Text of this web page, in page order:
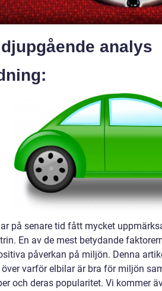
analys
på senare tid fått mycket
En av de mest betydande
påverkan på miljön. Denna
varför elbilar är bra för miljön
och deras popularitet. Vi kommer